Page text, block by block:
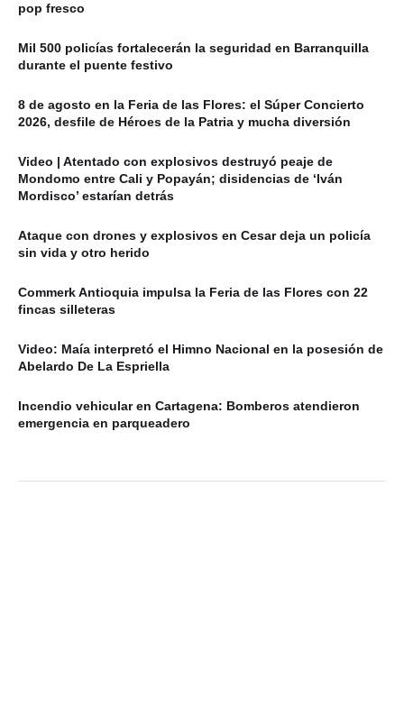
pop fresco
Mil 500 policías fortalecerán la seguridad en Barranquilla
durante el puente festivo
8 de agosto en la Feria de las Flores: el Súper Concierto
2026, desfile de Héroes de la Patria y mucha diversión
Video | Atentado con explosivos destruyó peaje de
Mondomo entre Cali y Popayán; disidencias de ‘Iván
Mordisco’ estarían detrás
Ataque con drones y explosivos en Cesar deja un policía
sin vida y otro herido
Commerk Antioquia impulsa la Feria de las Flores con 22
fincas silleteras
Video: Maía interpretó el Himno Nacional en la posesión de
Abelardo De La Espriella
Incendio vehicular en Cartagena: Bomberos atendieron
emergencia en parqueadero